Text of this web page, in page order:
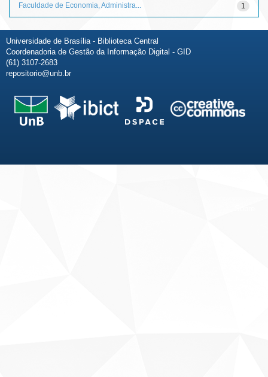
1
Faculdade de Economia, Administra...
Universidade de Brasília - Biblioteca Central
Coordenadoria de Gestão da Informação Digital - GID
(61) 3107-2683
repositorio@unb.br